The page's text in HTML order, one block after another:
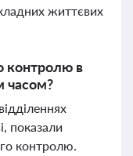
життєвих
контролю в
часом?
показали
контролю.